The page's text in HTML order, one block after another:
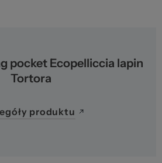
pocket Ecopelliccia lapin
Tortora
produktu